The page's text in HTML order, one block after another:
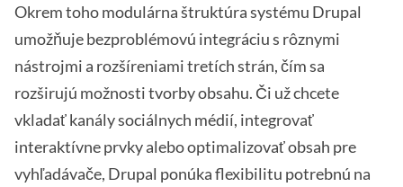
Okrem toho modulárna štruktúra systému Drupal
umožňuje bezproblémovú integráciu s rôznymi
nástrojmi a rozšíreniami tretích strán, čím sa
rozširujú možnosti tvorby obsahu. Či už chcete
vkladať kanály sociálnych médií, integrovať
interaktívne prvky alebo optimalizovať obsah pre
vyhľadávače, Drupal ponúka flexibilitu potrebnú na